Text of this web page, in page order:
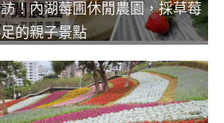
！內湖莓圃休閒農園，採草莓
的親子景點